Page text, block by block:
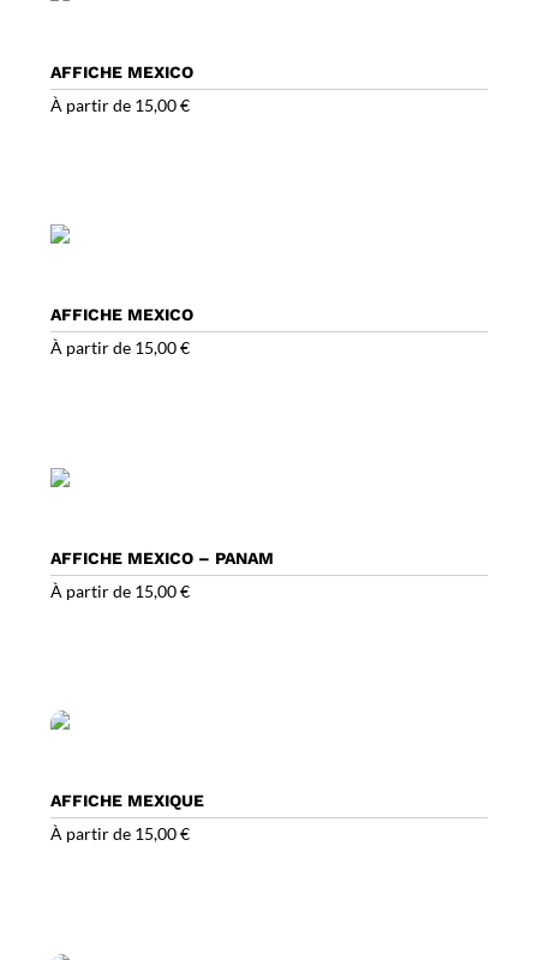
AFFICHE MEXICO
À partir de 15,00€
AFFICHE MEXICO
À partir de 15,00€
AFFICHE MEXICO – PANAM
À partir de 15,00€
AFFICHE MEXIQUE
À partir de 15,00€